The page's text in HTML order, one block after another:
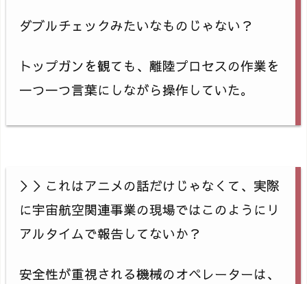
ダブルチェックみたいなものじゃない？
トップガンを観ても、離陸プロセスの作業を
一つ一つ言葉にしながら操作していた。
＞＞これはアニメの話だけじゃなくて、実際
に宇宙航空関連事業の現場ではこのようにリ
アルタイムで報告してないか？
安全性が重視される機械のオペレーターは、